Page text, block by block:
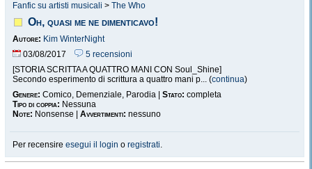
Fanfic su artisti musicali > The Who
Oh, quasi me ne dimenticavo!
Autore: Kim WinterNight
03/08/2017
5 recensioni
[STORIA SCRITTA A QUATTRO MANI CON Soul_Shine]
Secondo esperimento di scrittura a quattro mani p... (continua)
Genere: Comico, Demenziale, Parodia | Stato: completa
Tipo di coppia: Nessuna
Note: Nonsense | Avvertimenti: nessuno
Per recensire esegui il login o registrati.